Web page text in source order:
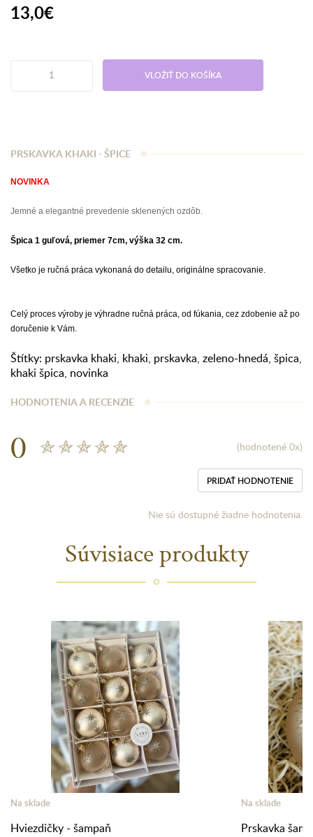
13,0€
VLOŽIŤ DO KOŠÍKA
PRSKAVKA KHAKI - ŠPICE
NOVINKA
Jemné a elegantné prevedenie sklenených ozdôb.
Špica 1 guľová, priemer 7cm, výška 32 cm.
Všetko je ručná práca vykonaná do detailu, originálne spracovanie.
Celý proces výroby je výhradne ručná práca, od fúkania, cez zdobenie až po
doručenie k Vám.
Štítky: prskavka khaki, khaki, prskavka, zeleno-hnedá, špica,
khaki špica, novinka
HODNOTENIA A RECENZIE
0 (hodnotené 0x)
PRIDAŤ HODNOTENIE
Nie sú dostupné žiadne hodnotenia.
Súvisiace produkty
Na sklade
Hviezdičky - šampaň
Na sklade
Prskavka